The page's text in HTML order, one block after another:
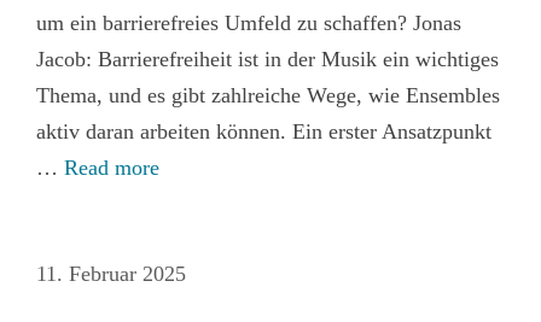
um ein barrierefreies Umfeld zu schaffen? Jonas
Jacob: Barrierefreiheit ist in der Musik ein wichtiges
Thema, und es gibt zahlreiche Wege, wie Ensembles
aktiv daran arbeiten können. Ein erster Ansatzpunkt
… Read more
11. Februar 2025